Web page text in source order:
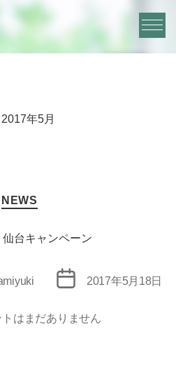
2017年5月
カ
テ
リ
NEWS
台キャンペーン
投
日
2017年5月18日
トはまだありません